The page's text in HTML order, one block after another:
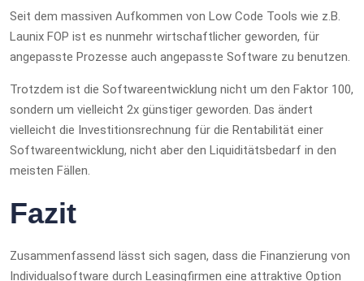
Seit dem massiven Aufkommen von Low Code Tools wie z.B.
Launix FOP ist es nunmehr wirtschaftlicher geworden, für
angepasste Prozesse auch angepasste Software zu benutzen.
Trotzdem ist die Softwareentwicklung nicht um den Faktor 100,
sondern um vielleicht 2x günstiger geworden. Das ändert
vielleicht die Investitionsrechnung für die Rentabilität einer
Softwareentwicklung, nicht aber den Liquiditätsbedarf in den
meisten Fällen.
Fazit
Zusammenfassend lässt sich sagen, dass die Finanzierung von
Individualsoftware durch Leasingfirmen eine attraktive Option